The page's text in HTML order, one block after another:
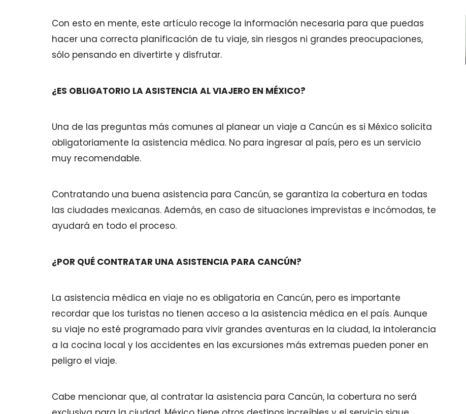
Con esto en mente, este artículo recoge la información necesaria para que puedas
hacer una correcta planificación de tu viaje, sin riesgos ni grandes preocupaciones,
sólo pensando en divertirte y disfrutar.
¿ES OBLIGATORIO LA ASISTENCIA AL VIAJERO EN MÉXICO?
Una de las preguntas más comunes al planear un viaje a Cancún es si México solicita
obligatoriamente la asistencia médica. No para ingresar al país, pero es un servicio
muy recomendable.
Contratando una buena asistencia para Cancún, se garantiza la cobertura en todas
las ciudades mexicanas. Además, en caso de situaciones imprevistas e incómodas, te
ayudará en todo el proceso.
¿POR QUÉ CONTRATAR UNA ASISTENCIA PARA CANCÚN?
La asistencia médica en viaje no es obligatoria en Cancún, pero es importante
recordar que los turistas no tienen acceso a la asistencia médica en el país. Aunque
su viaje no esté programado para vivir grandes aventuras en la ciudad, la intolerancia
a la cocina local y los accidentes en las excursiones más extremas pueden poner en
peligro el viaje.
Cabe mencionar que, al contratar la asistencia para Cancún, la cobertura no será